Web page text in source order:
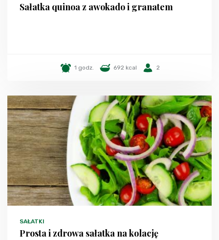
Sałatka quinoa z awokado i granatem
1 godz. 692 kcal 2
SAŁATKI
Prosta i zdrowa sałatka na kolację